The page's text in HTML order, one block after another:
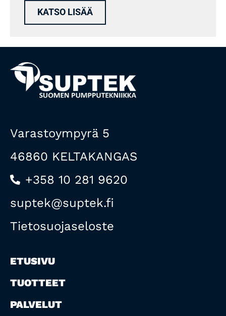
KATSO LISÄÄ
Varastoympyrä 5
46860 KELTAKANGAS
+358 10 281 9620
suptek@suptek.fi
Tietosuojaseloste
ETUSIVU
TUOTTEET
PALVELUT